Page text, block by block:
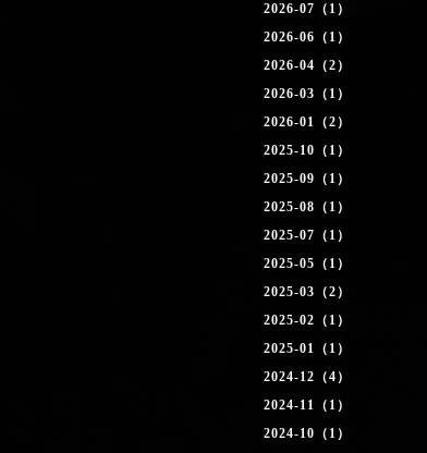
2026-07（1）
2026-06（1）
2026-04（2）
2026-03（1）
2026-01（2）
2025-10（1）
2025-09（1）
2025-08（1）
2025-07（1）
2025-05（1）
2025-03（2）
2025-02（1）
2025-01（1）
2024-12（4）
2024-11（1）
2024-10（1）